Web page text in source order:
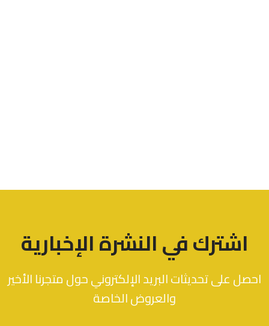
اشترك في النشرة الإخبارية
احصل على تحديثات البريد الإلكتروني حول متجرنا الأخير
والعروض الخاصة